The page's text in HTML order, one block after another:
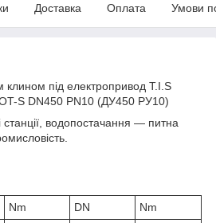
Доставка Оплата Умови
клином під електропривод T.I.S
S DN450 PN10 (ДУ450 РУ10)
станції, водопостачання — питна
Nm DN
Nm